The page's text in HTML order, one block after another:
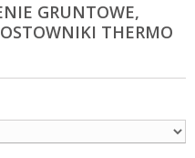
GRUNTOWE,
THERMO